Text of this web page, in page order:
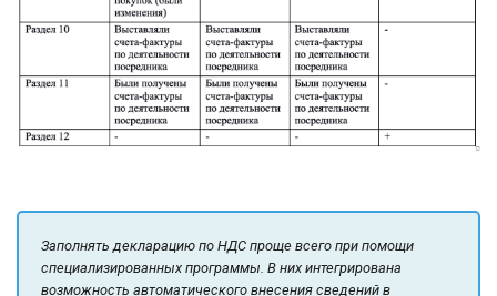
Заполнять декларацию по НДС проще всего при помощи
специализированных программы. В них интегрирована
возможность автоматического внесения сведений в